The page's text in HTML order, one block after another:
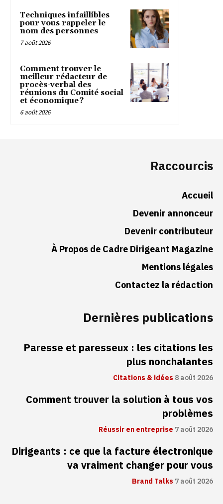
Techniques infaillibles
pour vous rappeler le
nom des personnes
7 août 2026
Comment trouver le
meilleur rédacteur de
procès-verbal des
réunions du Comité social
et économique ?
6 août 2026
Raccourcis
Accueil
Devenir annonceur
Devenir contributeur
À Propos de Cadre Dirigeant Magazine
Mentions légales
Contactez la rédaction
Dernières publications
Paresse et paresseux : les citations les
plus nonchalantes
Citations & idées8 août 2026
Comment trouver la solution à tous vos
problèmes
Réussir en entreprise 7 août 2026
Dirigeants : ce que la facture électronique
va vraiment changer pour vous
Brand Talks7 août 2026